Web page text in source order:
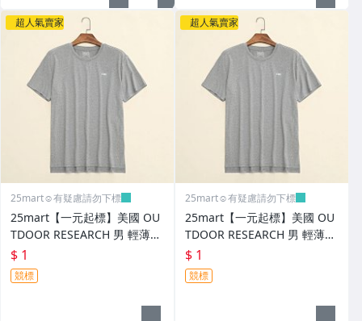
超人氣賣家
25mart☺️有疑慮請勿下標
25mart【一元起標】美國 OU
TDOOR RESEARCH 男 輕薄快
乾 運動 圓領 短袖 T恤 灰色 2X
L
$ 1
競標
超人氣賣家
25mart☺️有疑慮請勿下標
25mart【一元起標】美國 OU
TDOOR RESEARCH 男 輕薄快
乾 運動 圓領 短袖 T恤 灰色 XL
$ 1
競標